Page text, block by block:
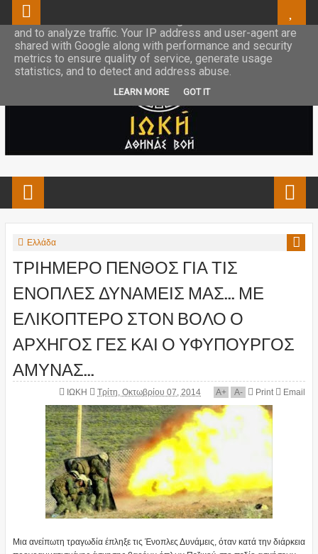
Ελλάδα
ΤΡΙΗΜΕΡΟ ΠΕΝΘΟΣ ΓΙΑ ΤΙΣ
ΕΝΟΠΛΕΣ ΔΥΝΑΜΕΙΣ ΜΑΣ... ΜΕ
ΕΛΙΚΟΠΤΕΡΟ ΣΤΟΝ ΒΟΛΟ Ο
ΑΡΧΗΓΟΣ ΓΕΣ ΚΑΙ Ο ΥΦΥΠΟΥΡΓΟΣ
ΑΜΥΝΑΣ...
ΙΩΚΗ Τρίτη, Οκτωβρίου 07, 2014 A+ A- Print Email
Μια ανείπωτη τραγωδία έπληξε τις Ένοπλες Δυνάμεις, όταν κατά την διάρκεια
This site uses cookies from Google to deliver its services
and to analyze traffic. Your IP address and user-agent are
shared with Google along with performance and security
metrics to ensure quality of service, generate usage
statistics, and to detect and address abuse.
LEARN MORE GOT IT